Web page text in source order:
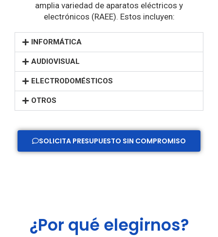
amplia variedad de aparatos eléctricos y
electrónicos (RAEE). Estos incluyen:
INFORMÁTICA
AUDIOVISUAL
ELECTRODOMÉSTICOS
OTROS
SOLICITA PRESUPUESTO SIN COMPROMISO
¿Por qué elegirnos?